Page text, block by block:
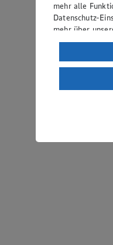
mehr alle
Datenschutz-
mehr über
Verarbeitung
Wenn du auf
ein, dass
einem nach
Risiko eines